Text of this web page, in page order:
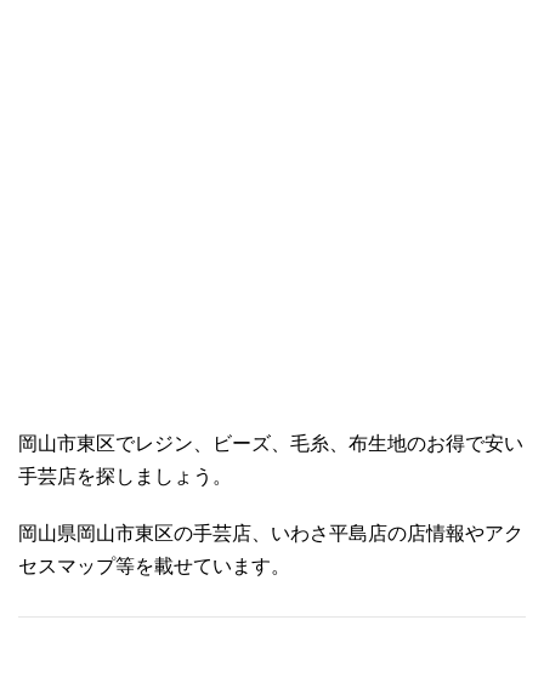
岡山市東区でレジン、ビーズ、毛糸、布生地のお得で安い
手芸店を探しましょう。
岡山県岡山市東区の手芸店、いわさ平島店の店情報やアク
セスマップ等を載せています。